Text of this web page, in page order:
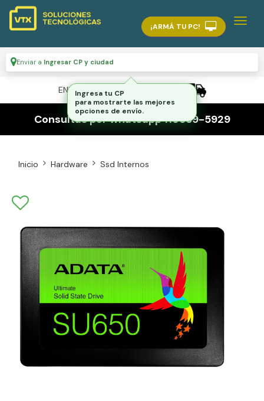
¡ARMÁ TU PC!
Enviar a Ingresar CP y ciudad
ENVÍO GRATIS A TODO EL PAÍS
Consultas por whatsapp 116559-5929
Inicio Hardware Ssd Internos